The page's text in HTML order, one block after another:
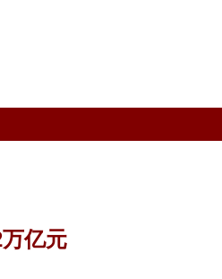
亿元